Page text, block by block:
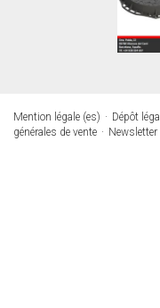
Mention légale (es) Dépôt légal
générales de vente
Newsletter